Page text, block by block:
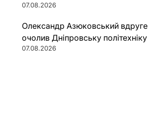
07.08.2026
Олександр Азюковський вдруге
очолив Дніпровську політехніку
07.08.2026